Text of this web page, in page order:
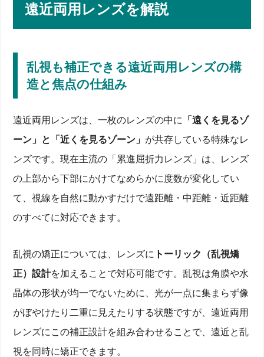
遠近両用レンズを解説
乱視も補正できる遠近両用レンズの構
造と焦点の仕組み
遠近両用レンズは、一枚のレンズの中に
「遠くを見るゾ
ーン」と「近くを見るゾーン」 が共存している特殊なレ
ンズです。現在主流の「累進屈折力レンズ」は、レンズ
の上部から下部にかけてなめらかに度数が変化してい
て、視線を自然に動かすだけで遠距離・中距離・近距離
のすべてに対応できます。
乱視の矯正については、レンズに トーリック（乱視矯
正）設計を加えることで対応可能です。乱視は角膜や水
晶体の形状が均一でないために、光が一点に集まらず像
がぼやけたり二重に見えたりする状態ですが、遠近両用
レンズにこの補正設計を組み合わせることで、遠近と乱
視を同時に矯正できます。